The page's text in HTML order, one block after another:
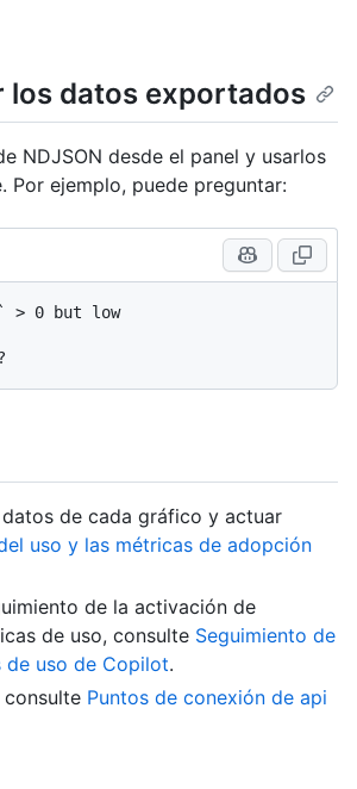
los datos exportados
NDJSON desde el panel y usarlos
ejemplo, puede preguntar:
> 0 but low
de cada gráfico y actuar
uso y las métricas de adopción
de la activación de
de uso, consulte Seguimiento de
de uso de Copilot.
Puntos de conexión de api